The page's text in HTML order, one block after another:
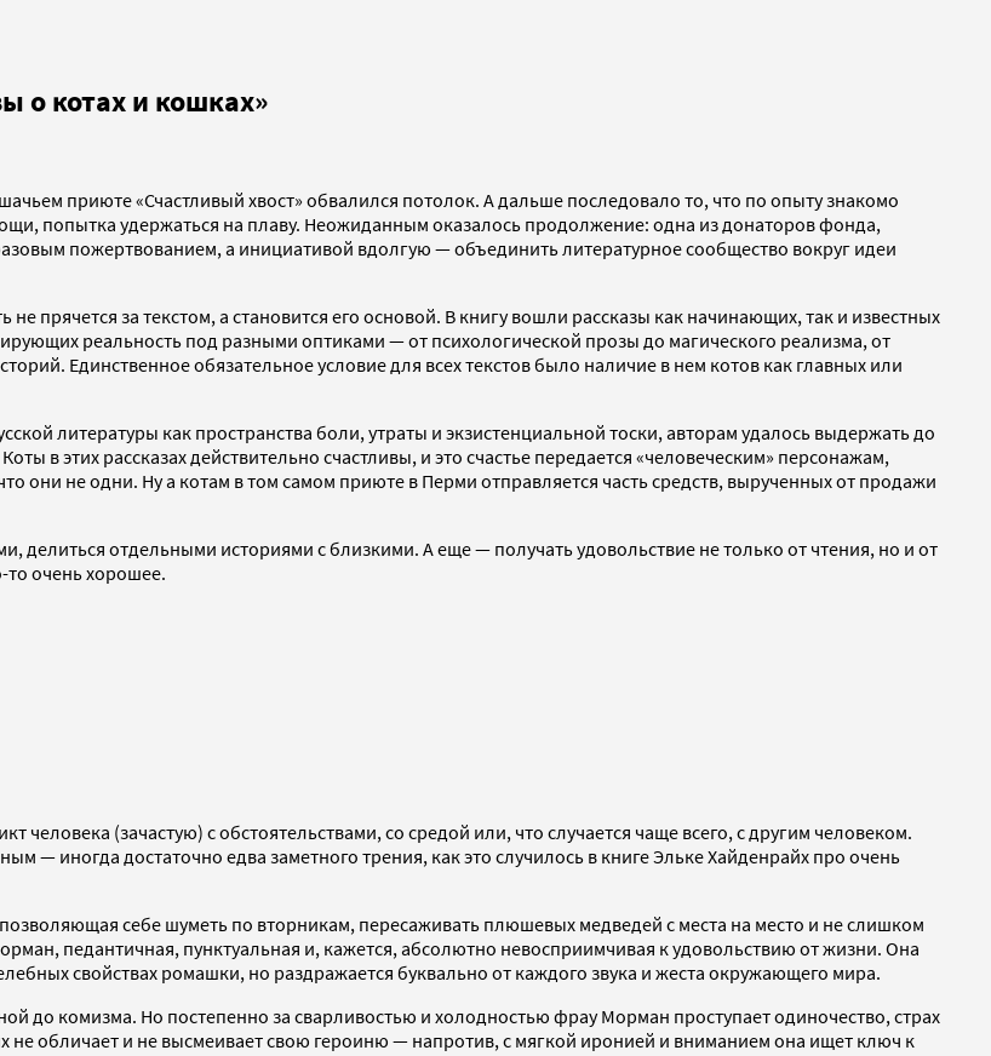
о котах и кошках»
приюте «Счастливый хвост» обвалился потолок. А дальше последовало то, что по опыту знакомо
попытка удержаться на плаву. Неожиданным оказалось продолжение: одна из донаторов фонда,
пожертвованием, а инициативой вдолгую — объединить литературное сообщество вокруг идеи
прячется за текстом, а становится его основой. В книгу вошли рассказы как начинающих, так и известных
реальность под разными оптиками — от психологической прозы до магического реализма, от
Единственное обязательное условие для всех текстов было наличие в нем котов как главных или
литературы как пространства боли, утраты и экзистенциальной тоски, авторам удалось выдержать до
в этих рассказах действительно счастливы, и это счастье передается «человеческим» персонажам,
они не одни. Ну а котам в том самом приюте в Перми отправляется часть средств, вырученных от продажи
делиться отдельными историями с близкими. А еще — получать удовольствие не только от чтения, но и от
то очень хорошее.
человека (зачастую) с обстоятельствами, со средой или, что случается чаще всего, с другим человеком.
— иногда достаточно едва заметного трения, как это случилось в книге Эльке Хайденрайх про очень
себе шуметь по вторникам, пересаживать плюшевых медведей с места на место и не слишком
педантичная, пунктуальная и, кажется, абсолютно невосприимчивая к удовольствию от жизни. Она
свойствах ромашки, но раздражается буквально от каждого звука и жеста окружающего мира.
до комизма. Но постепенно за сварливостью и холодностью фрау Морман проступает одиночество, страх
обличает и не высмеивает свою героиню — напротив, с мягкой иронией и вниманием она ищет ключ к